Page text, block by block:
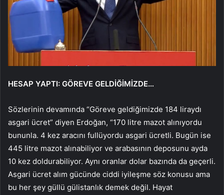
HESAP YAPTI: GÖREVE GELDİĞİMİZDE…
Sözlerinin devamında “Göreve geldiğimizde 184 liraydı
asgari ücret” diyen Erdoğan, “170 litre mazot alınıyordu
bununla. 4 kez aracını fullüyordu asgari ücretli. Bugün ise
445 litre mazot alınabiliyor ve arabasının deposunu ayda
10 kez doldurabiliyor. Aynı oranlar dolar bazında da geçerli.
Asgari ücret alım gücünde ciddi iyileşme söz konusu ama
bu her şey güllü gülistanlık demek değil. Hayat